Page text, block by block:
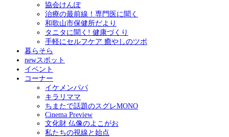
協会けんぽ
治療の最前線！専門医に聞く
和歌山市保健所だより
タニタに聞く! 健康づくり
手軽にセルフケア 癒やしのツボ
暮らそら
newスポット
イベント
コーナー
イケメンパパ
キラリママ
ちまたで話題のスグレMONO
Cinema Preview
文化財 仏像のよこがお
私たちの視線と始点